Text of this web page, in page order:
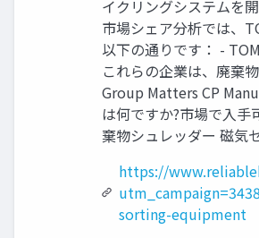
イクリングシステムを
市場シェア分析では、
以下の通りです： -
これらの企業は、廃棄
Group Matters CP
は何ですか?市場で入
棄物シュレッダー 磁気
https://
sorting-equipment